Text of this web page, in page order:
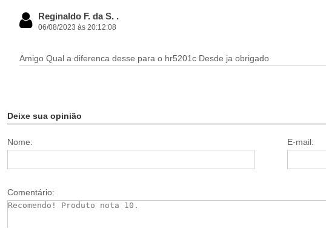
Reginaldo F. da S. .
06/08/2023 às 20:12:08
Amigo Qual a diferenca desse para o hr5201c Desde ja obrigado
Deixe sua opinião
Nome: E-mail:
Comentário: